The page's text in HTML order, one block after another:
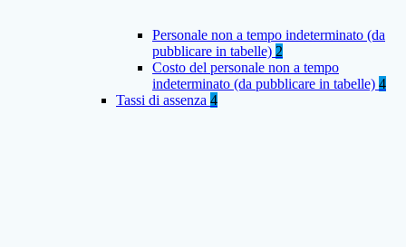
Personale non a tempo indeterminato (da
pubblicare in tabelle) 2
Costo del personale non a tempo
indeterminato (da pubblicare in tabelle) 4
Tassi di assenza 4